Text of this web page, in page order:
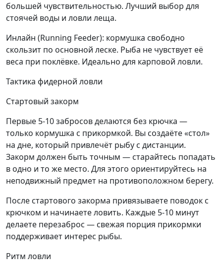
большей чувствительностью. Лучший выбор для
стоячей воды и ловли леща.
Инлайн (Running Feeder): кормушка свободно
скользит по основной леске. Рыба не чувствует её
веса при поклёвке. Идеально для карповой ловли.
Тактика фидерной ловли
Стартовый закорм
Первые 5-10 забросов делаются без крючка —
только кормушка с прикормкой. Вы создаёте «стол»
на дне, который привлечёт рыбу с дистанции.
Закорм должен быть точным — старайтесь попадать
в одно и то же место. Для этого ориентируйтесь на
неподвижный предмет на противоположном берегу.
После стартового закорма привязываете поводок с
крючком и начинаете ловить. Каждые 5-10 минут
делаете перезаброс — свежая порция прикормки
поддерживает интерес рыбы.
Ритм ловли